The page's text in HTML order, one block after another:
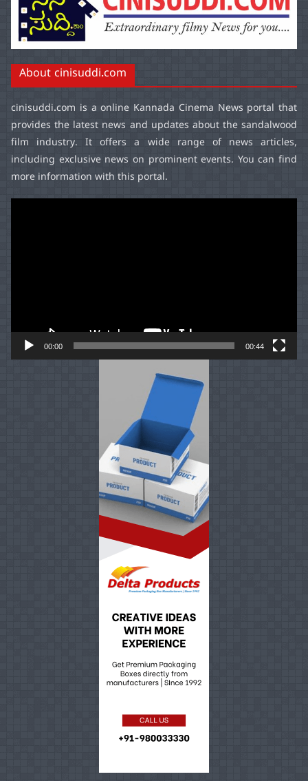
About cinisuddi.com
cinisuddi.com is a online Kannada Cinema News portal that
provides the latest news and updates about the sandalwood
film industry. It offers a wide range of news articles,
including exclusive news on prominent events. You can find
more information with this portal.
00:00 00:44